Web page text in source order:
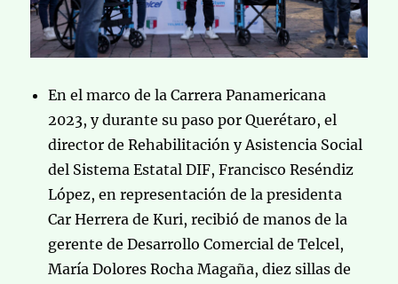
En el marco de la Carrera Panamericana
2023, y durante su paso por Querétaro, el
director de Rehabilitación y Asistencia Social
del Sistema Estatal DIF, Francisco Reséndiz
López, en representación de la presidenta
Car Herrera de Kuri, recibió de manos de la
gerente de Desarrollo Comercial de Telcel,
María Dolores Rocha Magaña, diez sillas de